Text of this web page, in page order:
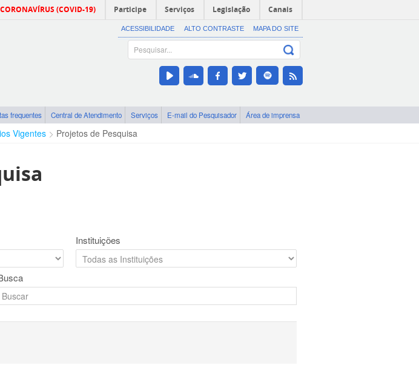
CORONAVÍRUS (COVID-19) Participe Serviços Legislação Canais
ACESSIBILIDADE ALTO CONTRASTE MAPA DO SITE
frequentes Central de Atendimento Serviços E-mail do Pesquisador Área de imprensa
Vigentes Projetos de Pesquisa
Instituições